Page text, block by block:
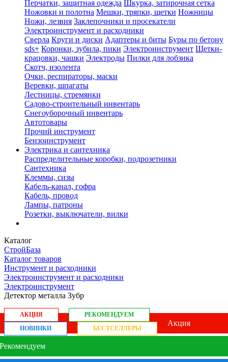
Перчатки, защитная одежда Шкурка, затирочная сетка
Ножовки и полотна Мешки, тряпки, щетки Ножницы
Ножи, лезвия Заклепочники и просекатели
Электроинструмент и расходники
Сверла Круги и диски Адаптеры и биты Буры по бетону
sds+ Коронки, зубила, пики Электроинструмент Щетки-
крацовки, чашки Электроды Пилки для лобзика
Скотч, изолента
Очки, респираторы, маски
Веревки, шпагаты
Лестницы, стремянки
Садово-строительный инвентарь
Снегоуборочный инвентарь
Автотовары
Прочий инструмент
Бензоинструмент
Электрика и сантехника
Распределительные коробки, подрозетники
Сантехника
Клеммы, сизы
Кабель-канал, гофра
Кабель, провод
Лампы, патроны
Розетки, выключатели, вилки
Каталог
СтройБаза
Каталог товаров
Инструмент и расходники
Электроинструмент и расходники
Электроинструмент
Детектор металла Зубр
АКЦИЯ
РЕКОМЕНДУЕМ
НОВИНКИ
БЕСТСЕЛЛЕРЫ
Акция
Рекомендуем